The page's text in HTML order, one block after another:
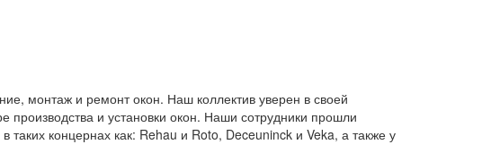
монтаж и ремонт окон. Наш коллектив уверен в своей
и установки окон. Наши сотрудники прошли
концернах как: Rehau и Roto, Deceuninck и Veka, а также у